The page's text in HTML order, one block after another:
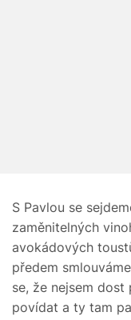
S Pavlou se
zaměnitelných
avokádových
předem
se, že nejsem dost
povídat a ty tam